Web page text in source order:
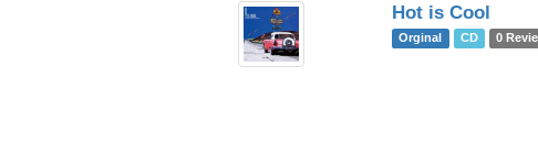
Hot is Cool
Orginal CD 0